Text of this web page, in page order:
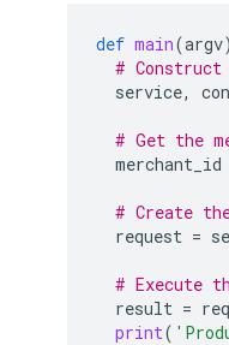
def main(argv
#
service,
# Get the
merchant_id
# Create
request =
# Execute
result =
print(